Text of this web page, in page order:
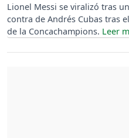
Lionel Messi se viralizó tras
contra de Andrés Cubas tras
de la Concachampions.